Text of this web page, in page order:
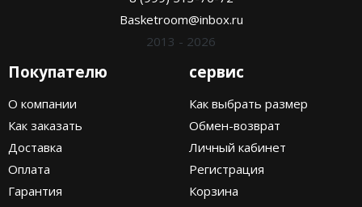
Basketroom@inbox.ru
2013 - 2026
Покупателю
О компании
Как заказать
Доставка
Оплата
Гарантия
сервис
Как выбрать размер
Обмен-возврат
Личный кабинет
Регистрация
Корзина